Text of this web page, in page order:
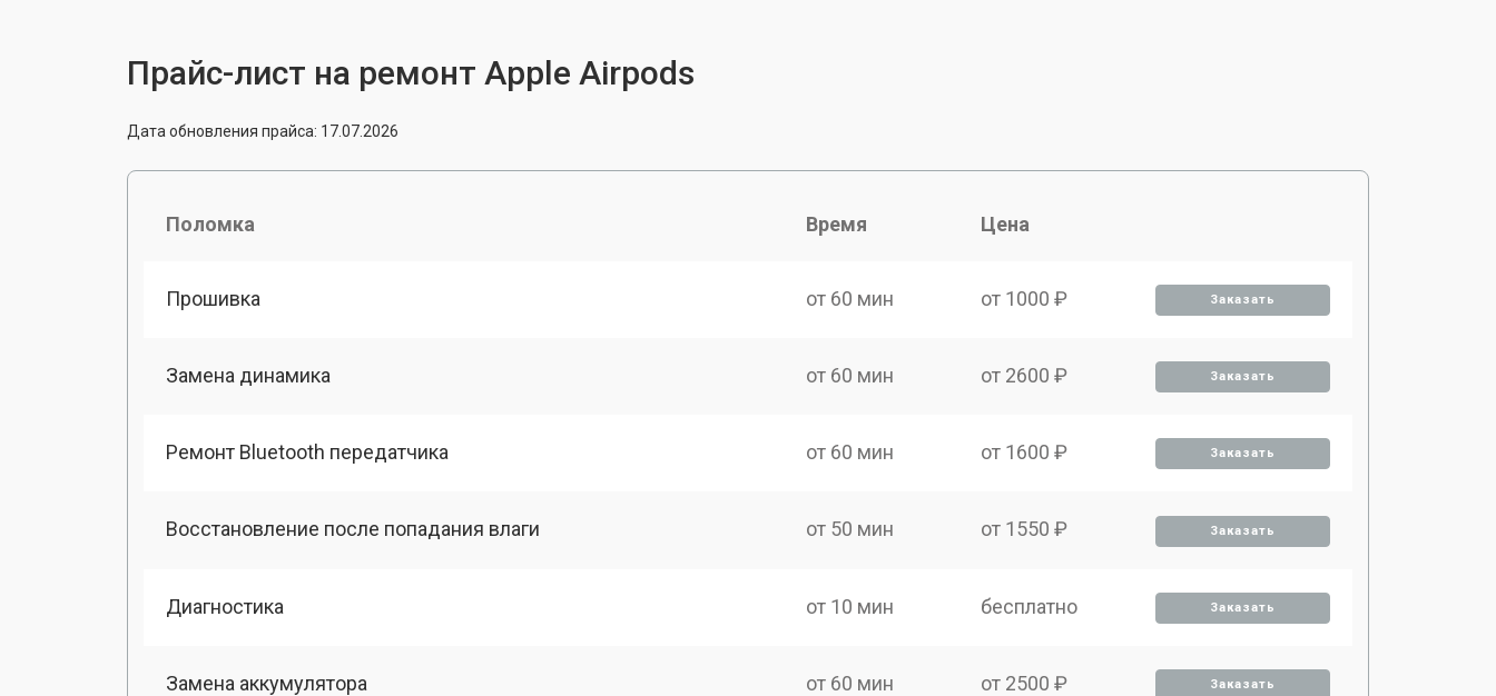
Прайс-лист на ремонт Apple Airpods
Дата обновления прайса: 17.07.2026
Поломка Время Цена
Прошивка от 60 мин от 1000 ₽ Заказать
Замена динамика от 60 мин от 2600 ₽ Заказать
Ремонт Bluetooth передатчика от 60 мин от 1600 ₽ Заказать
Восстановление после попадания влаги от 50 мин от 1550 ₽ Заказать
Диагностика от 10 мин бесплатно Заказать
Замена аккумулятора от 60 мин от 2500 ₽ Заказать